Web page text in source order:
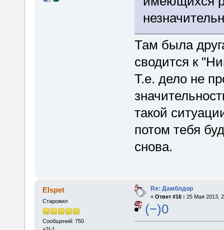
Там была
сводится к
Т.е. дело не
такой
потом тебя
снова.
Elspet
Старожил
Сообщений: 750
Re: Дамблдор
« Ответ #16 : 25 Мая 2013,
(−)0